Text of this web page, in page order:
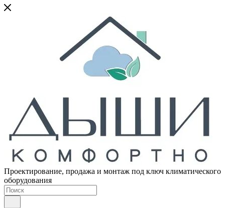
Проектирование, продажа и монтаж под ключ климатического
оборудования